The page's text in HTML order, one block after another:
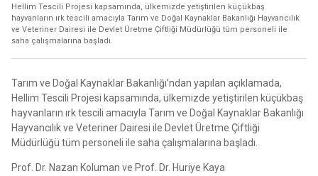
Hellim Tescili Projesi kapsamında, ülkemizde yetiştirilen küçükbaş
hayvanların ırk tescili amacıyla Tarım ve Doğal Kaynaklar Bakanlığı Hayvancılık
ve Veteriner Dairesi ile Devlet Üretme Çiftliği Müdürlüğü tüm personeli ile
saha çalışmalarına başladı.
Tarım ve Doğal Kaynaklar Bakanlığı’ndan yapılan açıklamada,
Hellim Tescili Projesi kapsamında, ülkemizde yetiştirilen küçükbaş
hayvanların ırk tescili amacıyla Tarım ve Doğal Kaynaklar Bakanlığı
Hayvancılık ve Veteriner Dairesi ile Devlet Üretme Çiftliği
Müdürlüğü tüm personeli ile saha çalışmalarına başladı.
Prof. Dr. Nazan Koluman ve Prof. Dr. Huriye Kaya